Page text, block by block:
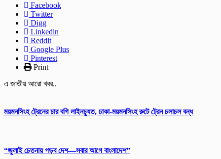
Facebook
Twitter
Digg
Linkedin
Reddit
Google Plus
Pinterest
Print
এ জাতীয় আরো খবর..
ময়মনসিংহ ট্রেনের চার বগি লাইনচ্যুত, ঢাকা-ময়মনসিংহ রুটে ট্রেন চলাচল বন্ধ
“জুলাই চেতনায় গড়ব দেশ—সবার আগে বাংলাদেশ”